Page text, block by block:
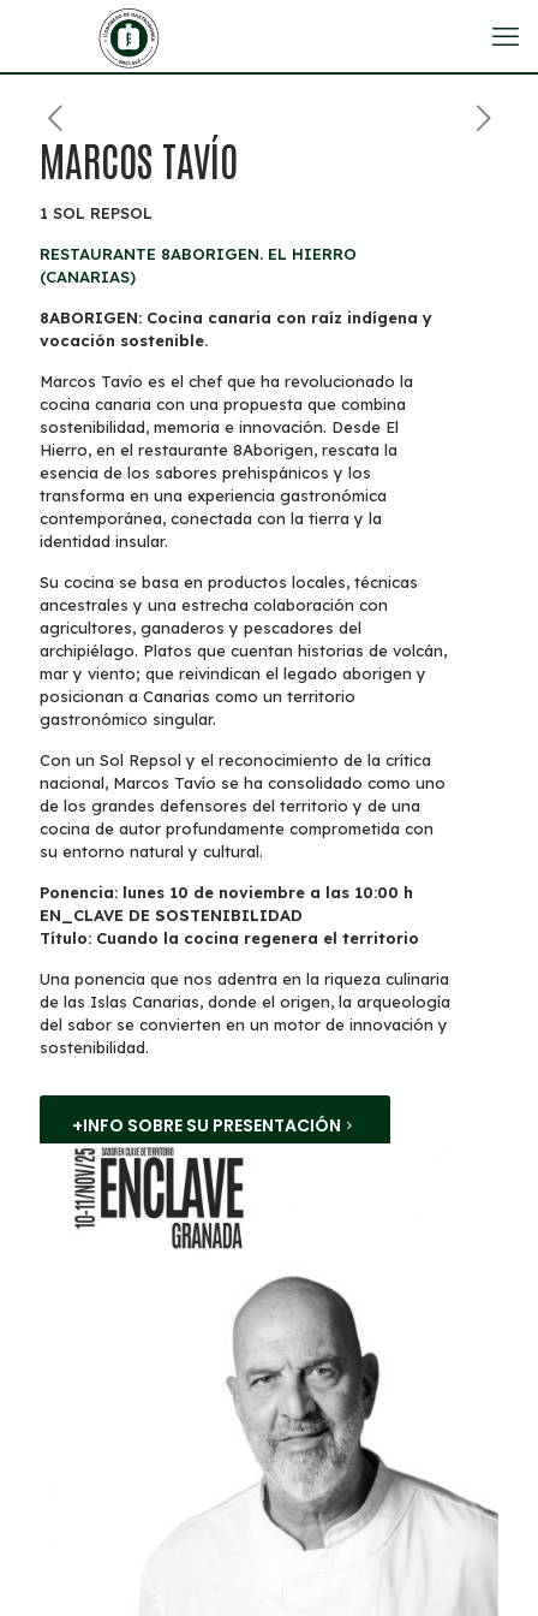
MARCOS TAVÍO
1 SOL REPSOL
RESTAURANTE 8ABORIGEN. EL HIERRO
(CANARIAS)
8ABORIGEN: Cocina canaria con raíz indígena y
vocación sostenible.
Marcos Tavío es el chef que ha revolucionado la
cocina canaria con una propuesta que combina
sostenibilidad, memoria e innovación. Desde El
Hierro, en el restaurante 8Aborigen, rescata la
esencia de los sabores prehispánicos y los
transforma en una experiencia gastronómica
contemporánea, conectada con la tierra y la
identidad insular.
Su cocina se basa en productos locales, técnicas
ancestrales y una estrecha colaboración con
agricultores, ganaderos y pescadores del
archipiélago. Platos que cuentan historias de volcán,
mar y viento; que reivindican el legado aborigen y
posicionan a Canarias como un territorio
gastronómico singular.
Con un Sol Repsol y el reconocimiento de la crítica
nacional, Marcos Tavío se ha consolidado como uno
de los grandes defensores del territorio y de una
cocina de autor profundamente comprometida con
su entorno natural y cultural.
Ponencia: lunes 10 de noviembre a las 10:00 h
EN_CLAVE DE SOSTENIBILIDAD
Título: Cuando la cocina regenera el territorio
Una ponencia que nos adentra en la riqueza culinaria
de las Islas Canarias, donde el origen, la arqueología
del sabor se convierten en un motor de innovación y
sostenibilidad.
+INFO SOBRE SU PRESENTACIÓN